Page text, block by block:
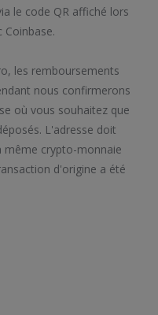
le code QR affiché lors
Coinbase.
les remboursements
nous confirmerons
où vous souhaitez que
L'adresse doit
même crypto-monnaie
d'origine a été